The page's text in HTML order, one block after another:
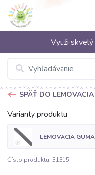
Využi
SPÄŤ DO
Varianty produktu
LEMOVACIA
Číslo produktu: 31315